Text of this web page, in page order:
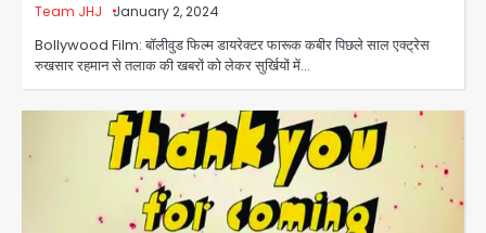
Team JHJ January 2, 2024
Bollywood Film: बॉलीवुड फिल्म डायरेक्टर फारूक कबीर पिछले साल एक्ट्रेस
रुखसार रहमान से तलाक की खबरों को लेकर सुर्खियों में…
Noida Sector 105: हाई कोर्ट जज व पूर्व
कैबिनेट सेक्रेटरी ने बच्चों संग चलाया सफाई
अभियान, 160 किलो कूड़ा हटाया
Avinash Kumar